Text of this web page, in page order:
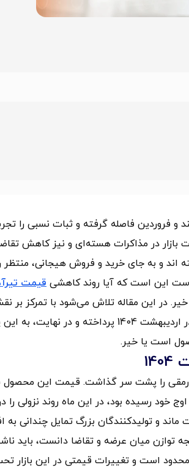
1404 از التهاب اسفند و فروردین فاصله گرفته و
در مذاکرات هسته‌ای و نیز کاهش تقاضا
اند و به جای خرید و فروش هیجانی،
این است که آیا روند کاهشی قیمت
در این مقاله تلاش می‌شود با تمرکز بر
ارز و فولاد، به تحلیل تغییرات قیمت تیرآهن در
است یا خیر.
1404 دوره نسبتا کم‌رمقی را پشت سر گذاشت. قیمت
خود رسیده بود، در این ماه روند نزولی
و تولیدکنندگان بزرگ تمایل چندانی
توازن میان عرضه و تقاضا دانست، باید
است و تغییرات قیمتی در این بازار